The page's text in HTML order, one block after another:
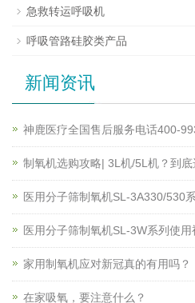
急救转运呼吸机
呼吸管路硅胶类产品
新闻资讯
神鹿医疗全国售后服务电话400-
制氧机选购攻略| 3L机/5L机？到底
医用分子筛制氧机SL-3A330/530
医用分子筛制氧机SL-3W系列使用
家用制氧机应对新冠真的有用吗？
在家吸氧，要注意什么？